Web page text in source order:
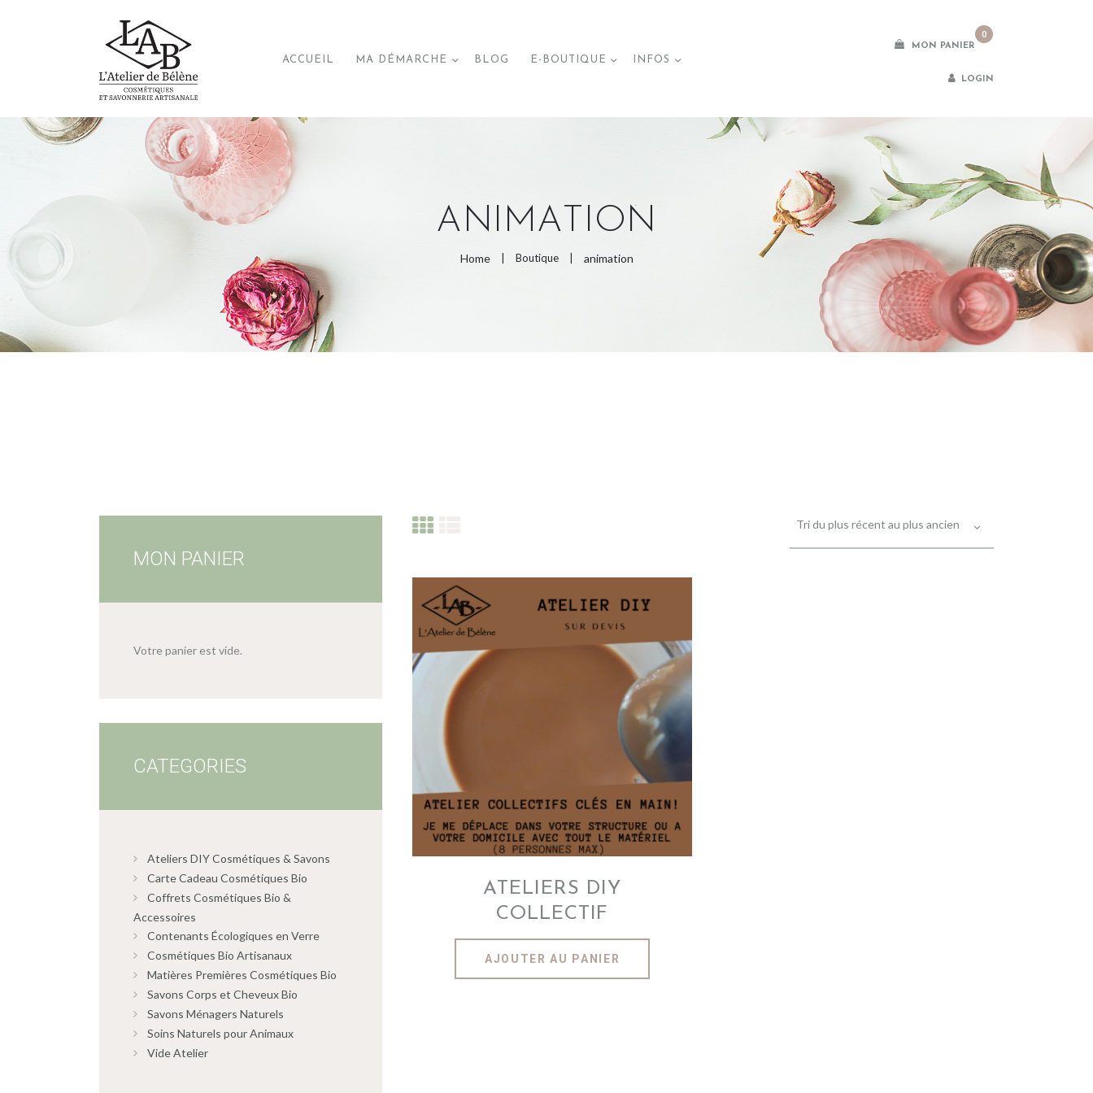
ACCUEIL MA DÉMARCHE BLOG E-BOUTIQUE INFOS
MON PANIER
0
LOGIN
ANIMATION
Home Boutique animation
INFOS
ATELIERS DIY
COLLECTIF
AJOUTER AU PANIER
MON PANIER
Votre panier est vide.
CATEGORIES
Ateliers DIY Cosmétiques & Savons
Carte Cadeau Cosmétiques Bio
Coffrets Cosmétiques Bio &
Accessoires
Contenants Écologiques en Verre
Cosmétiques Bio Artisanaux
Matières Premières Cosmétiques Bio
Savons Corps et Cheveux Bio
Savons Ménagers Naturels
Soins Naturels pour Animaux
Vide Atelier